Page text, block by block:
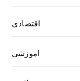
اقتصادی
اموزشی